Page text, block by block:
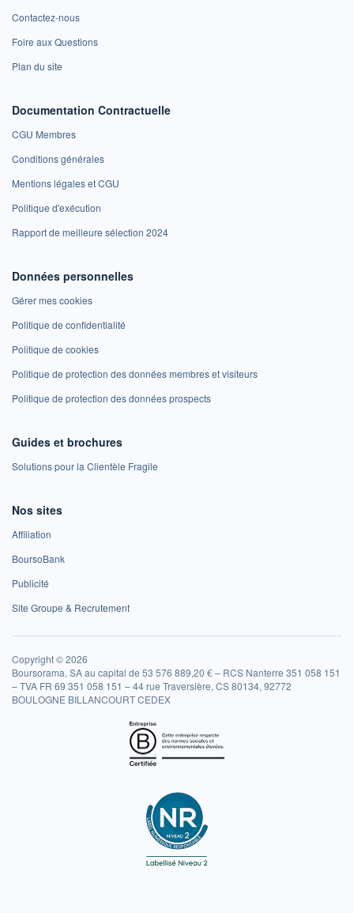
Contactez-nous
Foire aux Questions
Plan du site
Documentation Contractuelle
CGU Membres
Conditions générales
Mentions légales et CGU
Politique d'exécution
Rapport de meilleure sélection 2024
Données personnelles
Gérer mes cookies
Politique de confidentialité
Politique de cookies
Politique de protection des données membres et visiteurs
Politique de protection des données prospects
Guides et brochures
Solutions pour la Clientèle Fragile
Nos sites
Affiliation
BoursoBank
Publicité
Site Groupe & Recrutement
Copyright © 2026
Boursorama, SA au capital de 53 576 889,20 € – RCS Nanterre 351 058 151
– TVA FR 69 351 058 151 – 44 rue Traversière, CS 80134, 92772
BOULOGNE BILLANCOURT CEDEX